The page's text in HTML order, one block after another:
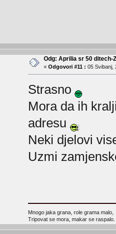
Odg: Aprilia sr 50 ditech-
« Odgovori #11 : 05 Svibanj,
Strasno
Mora da ih
adresu
Neki djelovi
Uzmi
Mnogo jaka grana, role grama malo,
Tripovat se mora, makar se raspalo.